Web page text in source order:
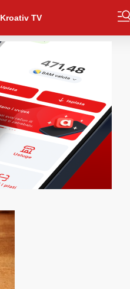
Kroativ TV